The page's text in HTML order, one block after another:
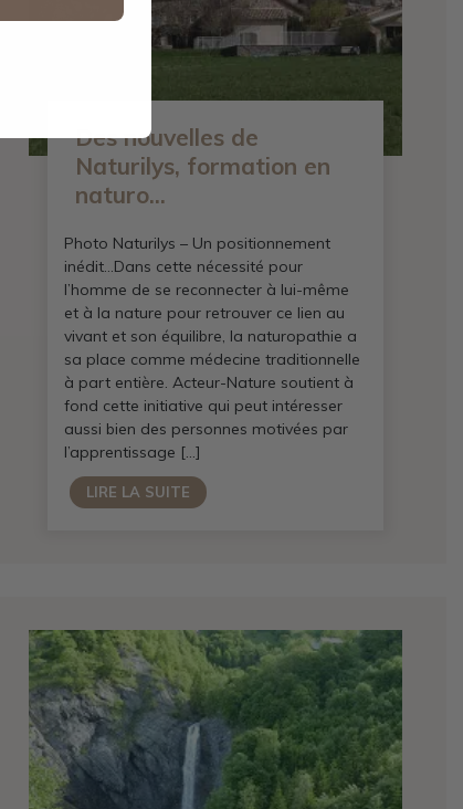
Des nouvelles de
Naturilys, formation en
naturo...
Photo Naturilys – Un positionnement
inédit…Dans cette nécessité pour
l’homme de se reconnecter à lui-même
et à la nature pour retrouver ce lien au
vivant et son équilibre, la naturopathie a
sa place comme médecine traditionnelle
à part entière. Acteur-Nature soutient à
fond cette initiative qui peut intéresser
aussi bien des personnes motivées par
l’apprentissage […]
LIRE LA SUITE